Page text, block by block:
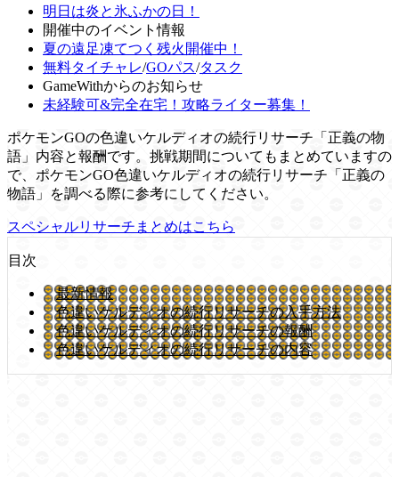
明日は炎と氷ふかの日！
開催中のイベント情報
夏の遠足凍てつく残火開催中！
無料タイチャレ/GOパス/タスク
GameWithからのお知らせ
未経験可&完全在宅！攻略ライター募集！
ポケモンGOの色違いケルディオの続行リサーチ「正義の物
語」内容と報酬です。挑戦期間についてもまとめていますの
で、ポケモンGO色違いケルディオの続行リサーチ「正義の
物語」を調べる際に参考にしてください。
スペシャルリサーチまとめはこちら
目次
最新情報
色違いケルディオの続行リサーチの入手方法
色違いケルディオの続行リサーチの報酬
色違いケルディオの続行リサーチの内容